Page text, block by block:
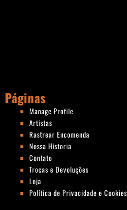
Páginas
Manage Profile
Artistas
Rastrear Encomenda
Nossa Historia
Contato
Trocas e Devoluções
Loja
Política de Privacidade e Cookies